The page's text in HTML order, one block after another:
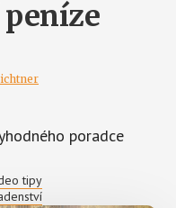
poradce
tipy